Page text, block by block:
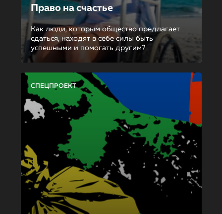
Право на счастье
Как люди, которым общество предлагает
сдаться, находят в себе силы быть
успешными и помогать другим?
СПЕЦПРОЕКТ